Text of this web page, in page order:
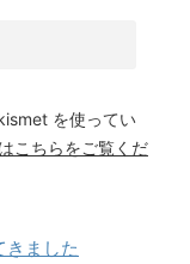
を使ってい
こちらをご覧くだ
きました